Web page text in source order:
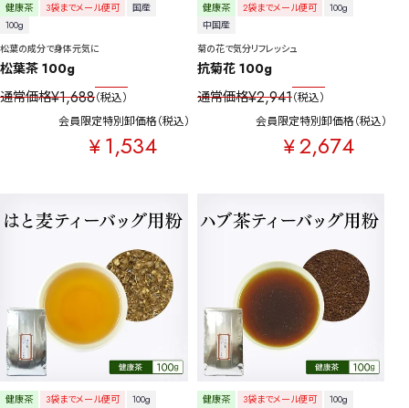
健康茶 3袋までメール便可
国産
100g
松葉の成分で身体元気に
松葉茶 100g
通常価格¥1,688 税込
会員限定特別卸価格
¥1,534
税込
健康茶 2袋までメール便可
100g
中国産
菊の花で気分リフレッシュ
抗菊花 100g
通常価格¥2,941 税込
会員限定特別卸価格
¥2,674
税込
健康茶 3袋までメール便可
100g
健康茶 3袋までメール便可
100g